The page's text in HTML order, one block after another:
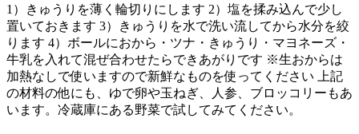
1）きゅうりを薄く輪切りにします 2）塩を揉み込んで少し
置いておきます 3）きゅうりを水で洗い流してから水分を絞
ります 4）ボールにおから・ツナ・きゅうり・マヨネーズ・
牛乳を入れて混ぜ合わせたらできあがりです ※生おからは
加熱なしで使いますので新鮮なものを使ってください 上記
の材料の他にも、ゆで卵や玉ねぎ、人参、ブロッコリーもあ
います。冷蔵庫にある野菜で試してみてください。